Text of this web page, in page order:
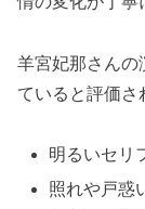
羊宮妃那さんの
ていると評価さ
明るいセリ
照れや戸惑